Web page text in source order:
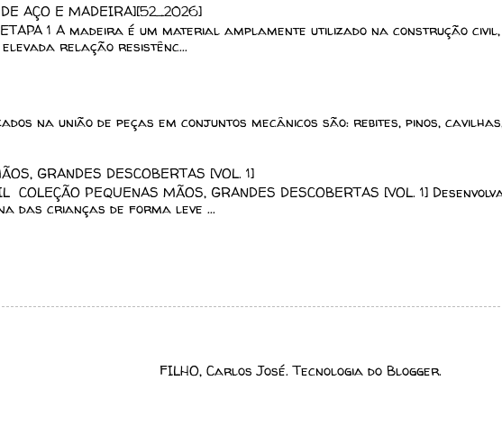
AÇO E MADEIRA][52_2026]
ETAPA 1 A madeira é um material amplamente utilizado na construção civil,
relação resistênc...
na união de peças em conjuntos mecânicos são: rebites, pinos,
GRANDES DESCOBERTAS [VOL. 1]
COLEÇÃO PEQUENAS MÃOS, GRANDES DESCOBERTAS [VOL. 1]
das crianças de forma leve ...
FILHO, Carlos José. Tecnologia do Blogger.